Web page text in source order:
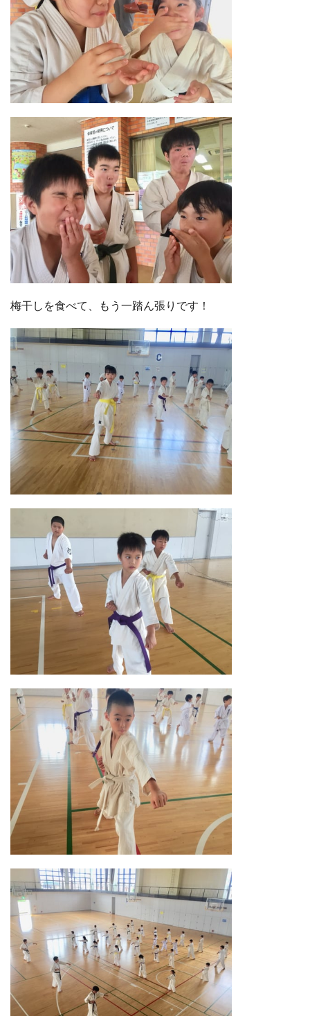
梅干しを食べて、もう一踏ん張りです！